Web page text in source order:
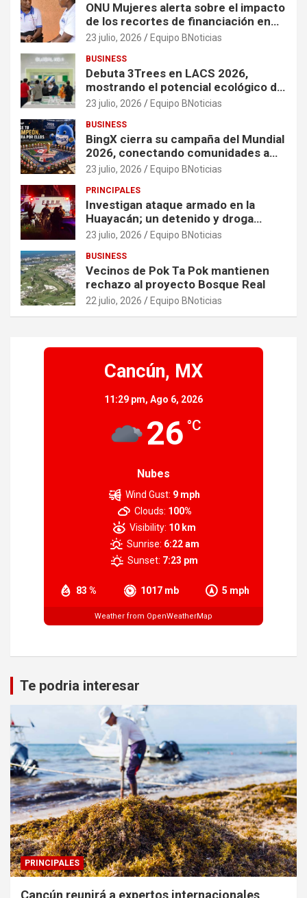
ONU Mujeres alerta sobre el impacto
de los recortes de financiación en
organizaciones que apoyan a
crisis
23 julio, 2026 Equipo BNoticias
BUSINESS
Debuta 3Trees en LACS 2026,
mostrando el potencial ecológico de
China en América
23 julio, 2026 Equipo BNoticias
BUSINESS
BingX cierra su campaña del Mundial
2026, conectando comunidades a
través de experiencias exclusivas
23 julio, 2026 Equipo BNoticias
PRINCIPALES
Investigan ataque armado en la
Huayacán; un detenido y droga
asegurada tras persecución
23 julio, 2026 Equipo BNoticias
BUSINESS
Vecinos de Pok Ta Pok mantienen
rechazo al proyecto Bosque Real
22 julio, 2026 Equipo BNoticias
Cancún, MX
11:29 pm, Ago 6, 2026
26 °C
Nubes
83 % 1017 mb 5 mph
Wind Gust: 9 mph
Clouds: 100%
Visibility: 10 km
Sunrise: 6:22 am
Sunset: 7:23 pm
Weather from OpenWeatherMap
Te podria interesar
PRINCIPALES
Cancún reunirá a expertos internacionales